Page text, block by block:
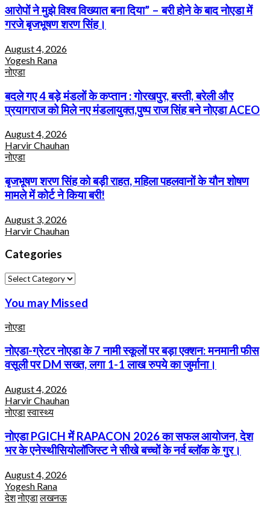
आरोपों ने मुझे विश्व विख्यात बना दिया” – बरी होने के बाद नोएडा में
गरजे बृजभूषण शरण सिंह।
August 4, 2026
Yogesh Rana
नोएडा
बदले गए 4 बड़े मंडलों के कप्तान : गोरखपुर, बस्ती, बरेली और
प्रयागराज को मिले नए मंडलायुक्त,पुष्प राज सिंह बने नोएडा ACEO
August 4, 2026
Harvir Chauhan
नोएडा
बृजभूषण शरण सिंह को बड़ी राहत, महिला पहलवानों के यौन शोषण
मामले में कोर्ट ने किया बरी!
August 3, 2026
Harvir Chauhan
Categories
Categories
You may Missed
नोएडा
नोएडा-ग्रेटर नोएडा के 7 नामी स्कूलों पर बड़ा एक्शन: मनमानी फीस
वसूली पर DM सख्त, लगा 1-1 लाख रुपये का जुर्माना।
August 4, 2026
Harvir Chauhan
नोएडास्वास्थ्य
नोएडा PGICH में RAPACON 2026 का सफल आयोजन, देश
भर के एनेस्थीसियोलॉजिस्ट ने सीखे बच्चों के नर्व ब्लॉक के गुर।
August 4, 2026
Yogesh Rana
देशनोएडालखनऊ